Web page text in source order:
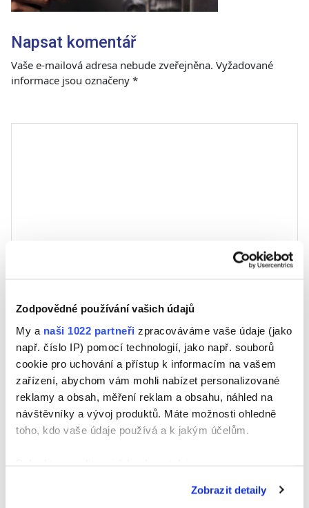
Zodpovědné používání vašich údajů
My a naši 1022 partneři zpracováváme vaše údaje (jako
např. číslo IP) pomocí technologií, jako např. souborů
cookie pro uchování a přístup k informacím na vašem
zařízení, abychom vám mohli nabízet personalizované
reklamy a obsah, měření reklam a obsahu, náhled na
návštěvníky a vývoj produktů. Máte možnosti ohledně
toho, kdo vaše údaje používá a k jakým účelům.
poloze, které mohou být přesné na několik metrů
Zobrazit detaily
Napsat komentář
Vaše e-mailová adresa nebude zveřejněna. Vyžadované
informace jsou označeny *
E-mail
Webová stránka